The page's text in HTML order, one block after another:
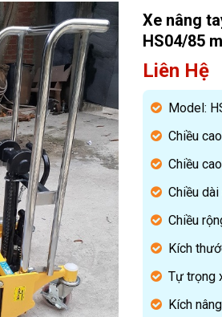
Xe nâng
HS04/85
Liên Hệ
Model:
Chiều
Chiều
Chiều
Chiều
Kích
Tự trọng
Kích